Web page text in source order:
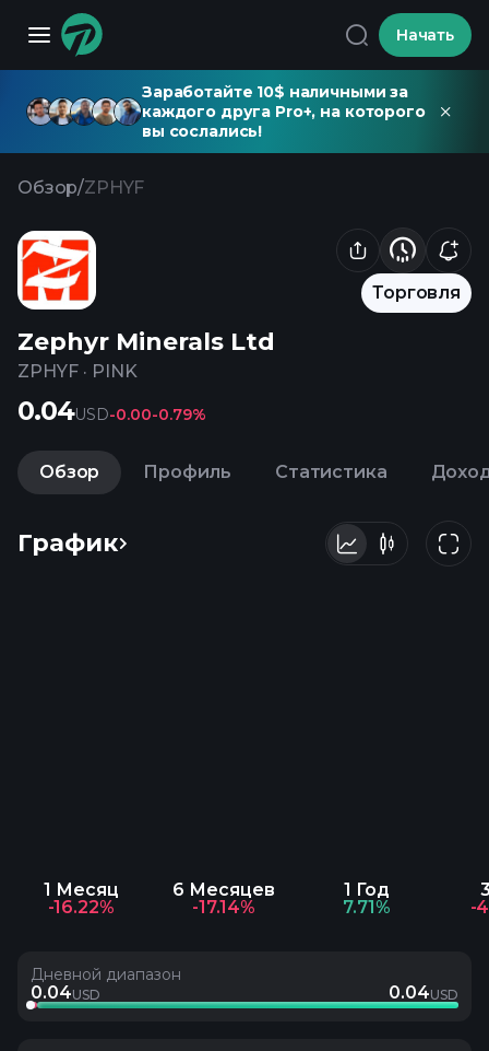
Начать
Заработайте 10$ наличными за
каждого друга Pro+, на которого
вы сослались!
Обзор/ZPHYF
Торговля
Zephyr Minerals Ltd
ZPHYF · PINK
0.04USD-0.00-0.79%
Обзор Профиль Статистика
График
1 Месяц
-16.22%
6 Месяцев
-17.14%
1 Год
7.71%
-
Дневной диапазон
0.04USD 0.04USD